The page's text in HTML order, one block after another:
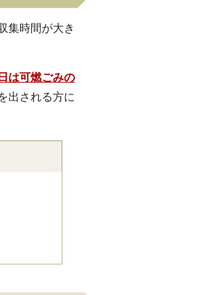
集時間が大き
は可燃ごみの
出される方に